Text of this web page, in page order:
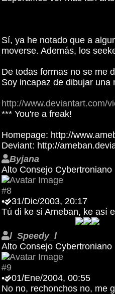
Sí, ya he notado que a
moverse. Además, los
De todas formas no se me
Soy incapaz de dibujar
http://www.deviantart.com/
*** You're a freak!
Homepage: http://
Deviant: http://
Byjana
Alto Consejo Cybertroniano
#8
•
31/Dic/2003, 20:17
Tú di ke si Ameban, ke así
l_Speedy_l
Alto Consejo Cybertroniano
#9
•
01/Ene/2004, 00:55
No no, rechonchos no, me